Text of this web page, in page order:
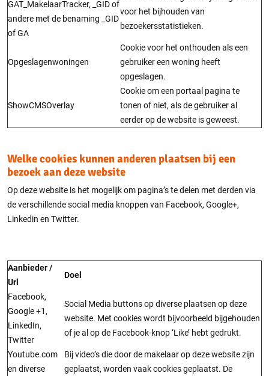
GAT_MakelaarTracker, _GID of
andere met de benaming _GID
of GA
voor het bijhouden van
bezoekersstatistieken.
Opgeslagenwoningen
Cookie voor het onthouden als een
gebruiker een woning heeft
opgeslagen.
ShowCMSOverlay
Cookie om een portaal pagina te
tonen of niet, als de gebruiker al
eerder op de website is geweest.
Welke cookies kunnen anderen plaatsen bij een
bezoek aan deze website
Op deze website is het mogelijk om pagina’s te delen met derden via
de verschillende social media knoppen van Facebook, Google+,
Linkedin en Twitter.
Aanbieder /
Url
Doel
Facebook,
Google +1,
LinkedIn,
Twitter
Social Media buttons op diverse plaatsen op deze
website. Met cookies wordt bijvoorbeeld bijgehouden
of je al op de Facebook-knop ‘Like’ hebt gedrukt.
Youtube.com
en diverse
Bij video’s die door de makelaar op deze website zijn
geplaatst, worden vaak cookies geplaatst. De